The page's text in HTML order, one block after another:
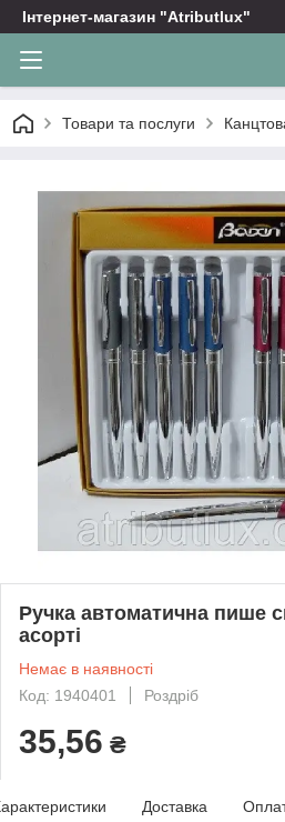
Інтернет-магазин "Atributlux"
Товари та послуги
Ручка автоматична пише
асорті
Немає в наявності
Код: 1940401
Роздріб
35,56 ₴
Доставка